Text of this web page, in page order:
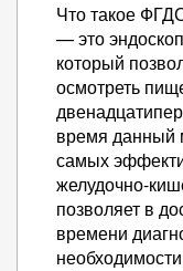
Что такое
— это
который
осмотреть
время данный
самых
желудочно-
позволяет в
времени